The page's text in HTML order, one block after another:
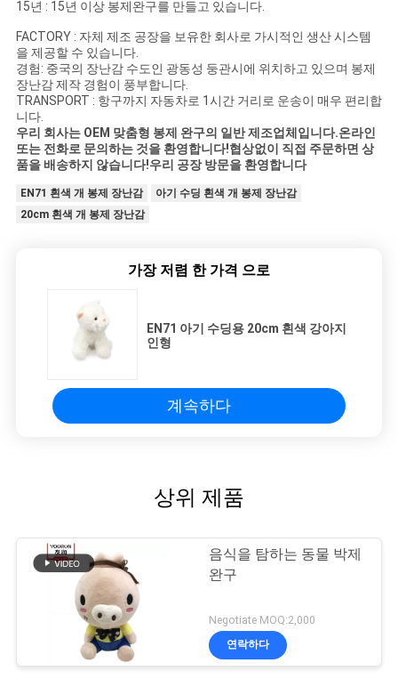
15년 : 15년 이상 봉제완구를 만들고 있습니다.
FACTORY : 자체 제조 공장을 보유한 회사로 가시적인 생산 시스템
을 제공할 수 있습니다.
경험: 중국의 장난감 수도인 광동성 둥관시에 위치하고 있으며 봉제
장난감 제작 경험이 풍부합니다.
TRANSPORT : 항구까지 자동차로 1시간 거리로 운송이 매우 편리합
니다.
우리 회사는 OEM 맞춤형 봉제 완구의 일반 제조업체입니다.온라인
또는 전화로 문의하는 것을 환영합니다!협상없이 직접 주문하면 상
품을 배송하지 않습니다!우리 공장 방문을 환영합니다
EN71 흰색 개 봉제 장난감
아기 수딩 흰색 개 봉제 장난감
20cm 흰색 개 봉제 장난감
가장 저렴 한 가격 으로
EN71 아기 수딩용 20cm 흰색 강아지
인형
계속하다
상위 제품
음식을 탐하는 동물 박제
완구
Negotiate MOQ:2,000
연락하다